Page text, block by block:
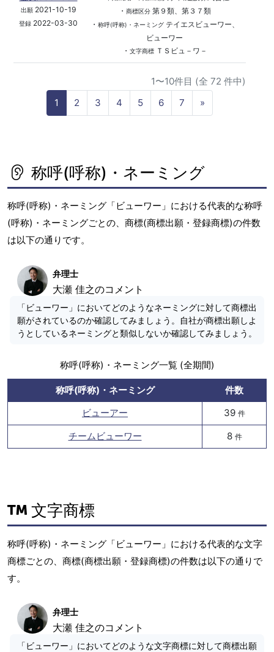
出願2021-10-19
登録 2022-03-30
・ 商標区分第９類、第３７類
・ 称呼(呼称)・ネーミングテイエスビューワー、
ビューワー
・ 文字商標ＴＳビュ－ワ－
1〜10件目 (全 72 件中)
1
2 3 4 5 6 7 »
e
称呼(呼称)・ネーミング
称呼(呼称)・ネーミング「ビューワー」における代表的な称呼
(呼称)・ネーミングごとの、商標(商標出願・登録商標)の件数
は以下の通りです。
弁理士
大瀬 佳之のコメント
「ビューワー」においてどのようなネーミングに対して商標出
願がされているのか確認してみましょう。自社が商標出願しよ
うとしているネーミングと類似しないか確認してみましょう。
称呼(呼称)・ネーミング一覧 (全期間)
称呼(呼称)・ネーミング
件数
ビューアー
39 件
チームビューワー 8 件
文字商標
称呼(呼称)・ネーミング「ビューワー」における代表的な文字
商標ごとの、商標(商標出願・登録商標)の件数は以下の通りで
す。
弁理士
大瀬 佳之のコメント
「ビューワー」においてどのような文字商標に対して商標出願